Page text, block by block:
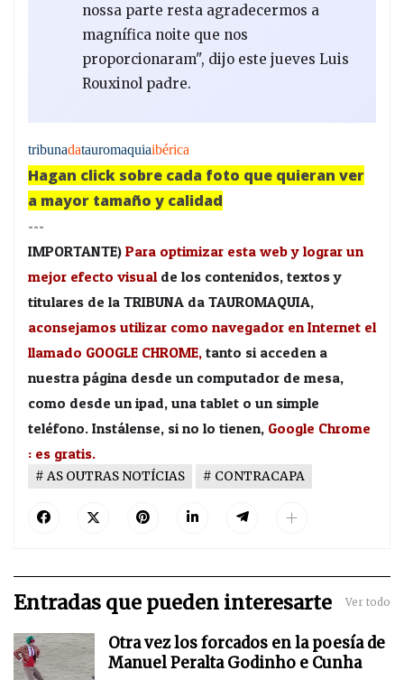
nossa parte resta agradecermos a
magnífica noite que nos
proporcionaram", dijo este jueves Luis
Rouxinol padre.
tribunadatauromaquiaibérica
Hagan click sobre cada foto que quieran ver
a mayor tamaño y calidad
---
IMPORTANTE) Para optimizar esta web y lograr un
mejor efecto visual de los contenidos, textos y
titulares de la TRIBUNA da TAUROMAQUIA,
aconsejamos utilizar como navegador en Internet el
llamado GOOGLE CHROME, tanto si acceden a
nuestra página desde un computador de mesa,
como desde un ipad, una tablet o un simple
teléfono. Instálense, si no lo tienen, Google Chrome
: es gratis.
AS OUTRAS NOTÍCIAS CONTRACAPA
Entradas que pueden interesarte Ver todo
Otra vez los forcados en la poesía de
Manuel Peralta Godinho e Cunha